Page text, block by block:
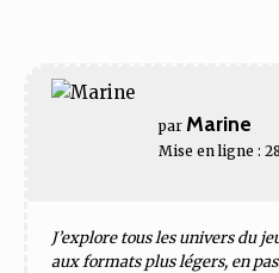
par Marine
Mise en ligne :
J’explore tous les univers du
aux formats plus légers, en